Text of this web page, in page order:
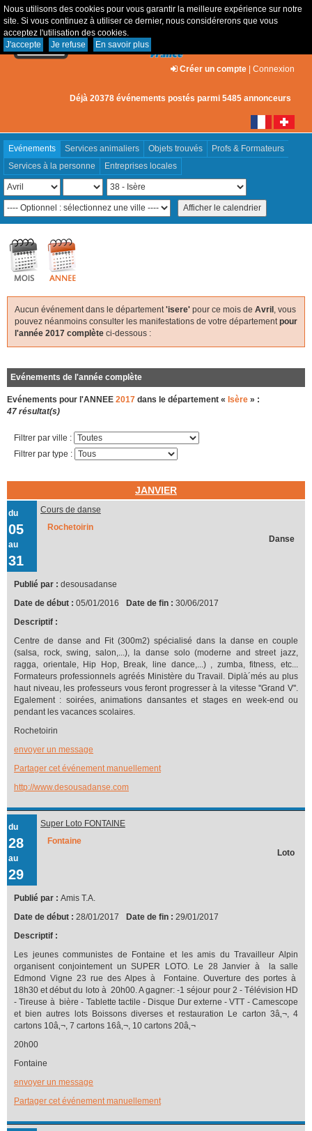
Nous utilisons des cookies pour vous garantir la meilleure expérience sur notre
site. Si vous continuez à utiliser ce dernier, nous considérerons que vous
acceptez l'utilisation des cookies.
J'accepte
Je refuse En savoir plus
Créer un compte | Connexion
Déjà 20378 événements postés parmi 5485 annonceurs
Evénements Services animaliers Objets trouvés
Profs & Formateurs
Services à la personne
Entreprises locales
Aucun événement dans le département 'isere' pour ce mois de Avril , vous
pouvez néanmoins consulter les manifestations de votre département pour
l'année 2017 complète ci-dessous :
Evénements de l'année complète
Evénements pour l'ANNEE 2017 dans le département « Isère » :
47 résultat(s)
Filtrer par ville :
Filtrer par type :
JANVIER
du
05
au
31
Cours de danse
Rochetoirin
Danse
Publié par : desousadanse
Date de début : 05/01/2016 Date de fin : 30/06/2017
Descriptif :
Centre de danse and Fit (300m2) spécialisé dans la danse en couple
(salsa, rock, swing, salon,...), la danse solo (moderne and street jazz,
ragga, orientale, Hip Hop, Break, line dance,...) , zumba, fitness, etc...
Formateurs professionnels agréés Ministère du Travail. Diplà´més au plus
haut niveau, les professeurs vous feront progresser à la vitesse ''Grand V''.
Egalement : soirées, animations dansantes et stages en week-end ou
pendant les vacances scolaires.
Rochetoirin
envoyer un message
Partager cet événement manuellement
http://www.desousadanse.com
du
28
au
29
Super Loto FONTAINE
Fontaine
Loto
Publié par : Amis T.A.
Date de début : 28/01/2017 Date de fin : 29/01/2017
Descriptif :
Les jeunes communistes de Fontaine et les amis du Travailleur Alpin
organisent conjointement un SUPER LOTO. Le 28 Janvier à la salle
Edmond Vigne 23 rue des Alpes à Fontaine. Ouverture des portes à
18h30 et début du loto à 20h00. A gagner: -1 séjour pour 2 - Télévision HD
- Tireuse à bière - Tablette tactile - Disque Dur externe - VTT - Camescope
et bien autres lots Boissons diverses et restauration Le carton 3â‚¬, 4
cartons 10â‚¬, 7 cartons 16â‚¬, 10 cartons 20â‚¬
20h00
Fontaine
envoyer un message
Partager cet événement manuellement